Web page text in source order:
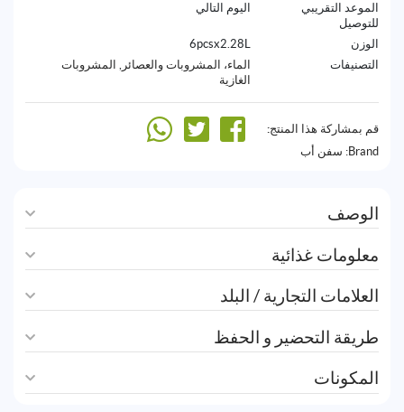
الموعد التقريبي
للتوصيل
اليوم التالي
الوزن
6pcsx2.28L
التصنيفات
الماء، المشروبات والعصائر , المشروبات
الغازية
قم بمشاركة هذا المنتج:
Brand: سفن أب
الوصف
معلومات غذائية
العلامات التجارية / البلد
طريقة التحضير و الحفظ
المكونات